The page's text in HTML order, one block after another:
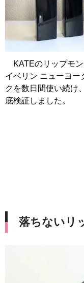
KATEのリップモン
イベリン ニューヨー
クを数日間使い続け
底検証しました。
落ちないリ